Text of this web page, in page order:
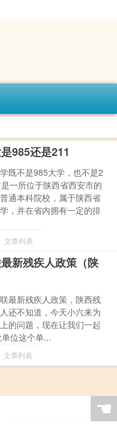
985还是211
既不是985大学，也不是2
一所位于陕西省西安市的
通本科院校，属于陕西省
，并在省内拥有一定的排
文章列表
新残疾人政策（陕
最新残疾人政策，陕西残
还不知道，今天小六来为
的问题，现在让我们一起
位这个单...
文章列表
☚